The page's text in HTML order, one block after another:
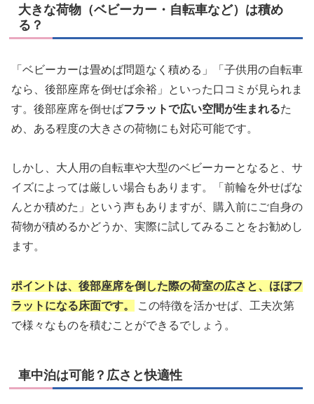
大きな荷物（ベビーカー・自転車など）は積め
る？
「ベビーカーは畳めば問題なく積める」「子供用の自転車
なら、後部座席を倒せば余裕」といった口コミが見られま
す。後部座席を倒せばフラットで広い空間が生まれるた
め、ある程度の大きさの荷物にも対応可能です。
しかし、大人用の自転車や大型のベビーカーとなると、サ
イズによっては厳しい場合もあります。「前輪を外せばな
んとか積めた」という声もありますが、購入前にご自身の
荷物が積めるかどうか、実際に試してみることをお勧めし
ます。
ポイントは、後部座席を倒した際の荷室の広さと、ほぼフ
ラットになる床面です。
この特徴を活かせば、工夫次第
で様々なものを積むことができるでしょう。
車中泊は可能？広さと快適性